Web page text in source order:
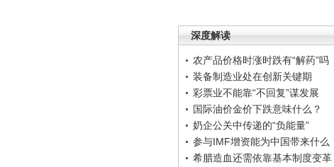
深度解读
农产品价格时涨时跌有“解药”吗
装备制造业处在创新关键期
彩票业不能靠“不回复”谋发展
国际油价金价下跌意味什么？
奶企公关中传递的“负能量”
参与IMF增资能为中国带来什么
希腊造血还需依靠基本制度变革